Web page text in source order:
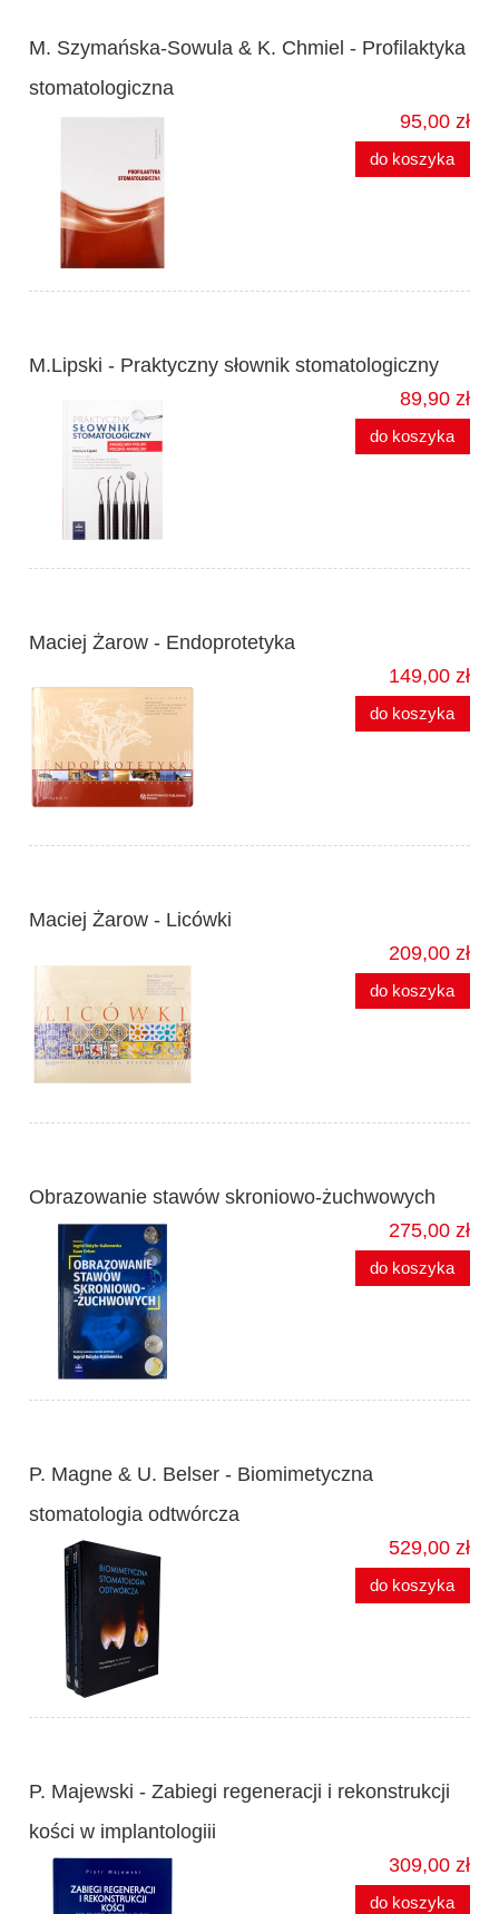
M. Szymańska-Sowula & K. Chmiel - Profilaktyka
stomatologiczna
95,00 zł
do koszyka
M.Lipski - Praktyczny słownik stomatologiczny
89,90 zł
do koszyka
Maciej Żarow - Endoprotetyka
149,00 zł
do koszyka
Maciej Żarow - Licówki
209,00 zł
do koszyka
Obrazowanie stawów skroniowo-żuchwowych
275,00 zł
do koszyka
P. Magne & U. Belser - Biomimetyczna
stomatologia odtwórcza
529,00 zł
do koszyka
P. Majewski - Zabiegi regeneracji i rekonstrukcji
kości w implantologiii
309,00 zł
do koszyka